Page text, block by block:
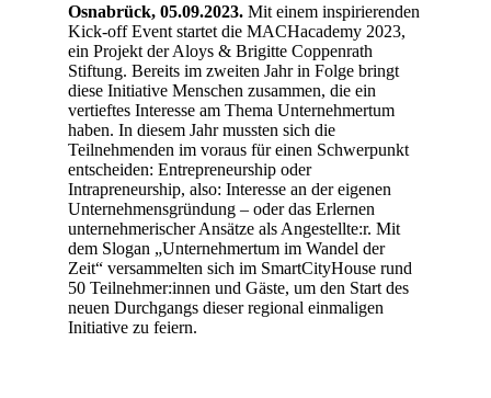
Osnabrück, 05.09.2023.Mit einem inspirierenden
Kick-off Event startet die MACHacademy 2023,
ein Projekt der Aloys & Brigitte Coppenrath
Stiftung. Bereits im zweiten Jahr in Folge bringt
diese Initiative Menschen zusammen, die ein
vertieftes Interesse am Thema Unternehmertum
haben. In diesem Jahr mussten sich die
Teilnehmenden im voraus für einen Schwerpunkt
entscheiden: Entrepreneurship oder
Intrapreneurship, also: Interesse an der eigenen
Unternehmensgründung – oder das Erlernen
unternehmerischer Ansätze als Angestellte:r. Mit
dem Slogan „Unternehmertum im Wandel der
Zeit“ versammelten sich im SmartCityHouse rund
50 Teilnehmer:innen und Gäste, um den Start des
neuen Durchgangs dieser regional einmaligen
Initiative zu feiern.